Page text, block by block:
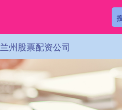
兰州股票配资公司